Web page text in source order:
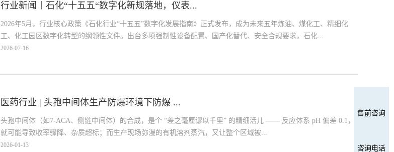
行业新闻丨石化“十五五“数字化新规落地，仪表...
2026年5月，行业核心政策《石化行业“十五五”数字化发展指南》正式发布，成为未来五年炼油、煤化工、精细化
工、化工园区数字化转型的纲领性文件。出台多项强制性设备配置、国产化替代、安全合规要求，石化...
2026-07-16
医药行业 | 头孢中间体生产防爆环境下防爆 ...
头孢中间体（如7-ACA、侧链中间体）的合成，是个 “差之毫厘谬以千里” 的精细活儿 —— 反应体系 pH 偏差 0.1，
就可能导致收率骤降、杂质超标；而生产现场弥漫的有机溶剂蒸汽，又让整个区域被...
2026-01-13
售前咨询
咨询电话